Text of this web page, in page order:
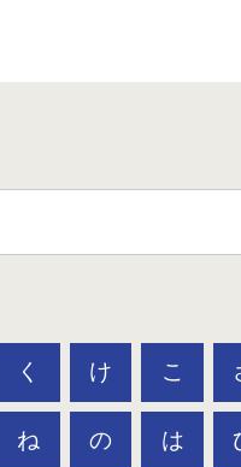
く け こ
ね の は